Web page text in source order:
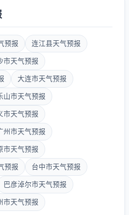
预报 连江县天气预报
市天气预报
大连市天气预报
山市天气预报
市天气预报
州市天气预报
市天气预报
预报 台中市天气预报
巴彦淖尔市天气预报
市天气预报